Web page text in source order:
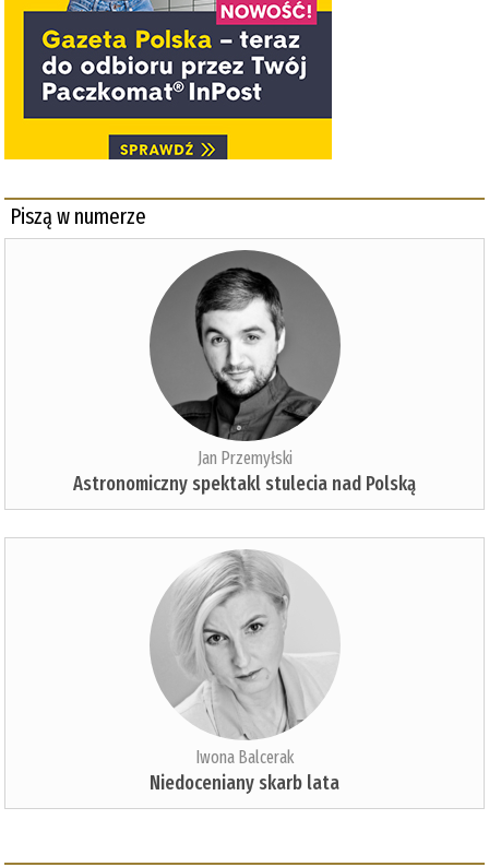
Piszą w numerze
Jan Przemyłski
Astronomiczny spektakl stulecia nad Polską
Iwona Balcerak
Niedoceniany skarb lata